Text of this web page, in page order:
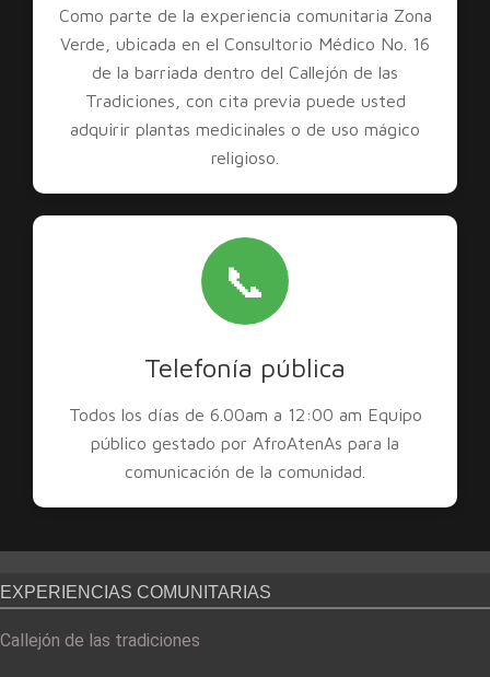
Como parte de la experiencia comunitaria Zona
Verde, ubicada en el Consultorio Médico No. 16
de la barriada dentro del Callejón de las
Tradiciones, con cita previa puede usted
adquirir plantas medicinales o de uso mágico
religioso.
📞
Telefonía pública
Todos los días de 6.00am a 12:00 am Equipo
público gestado por AfroAtenAs para la
comunicación de la comunidad.
EXPERIENCIAS COMUNITARIAS
Callejón de las tradiciones